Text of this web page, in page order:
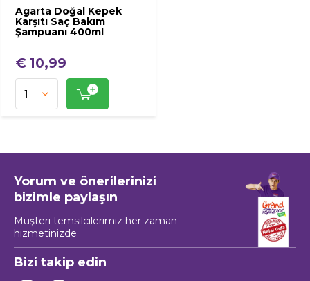
Agarta Doğal Kepek
Karşıtı Saç Bakım
Şampuanı 400ml
€ 10,99
Yorum ve önerilerinizi
bizimle paylaşın
Müşteri temsilcilerimiz her zaman
hizmetinizde
Bizi takip edin